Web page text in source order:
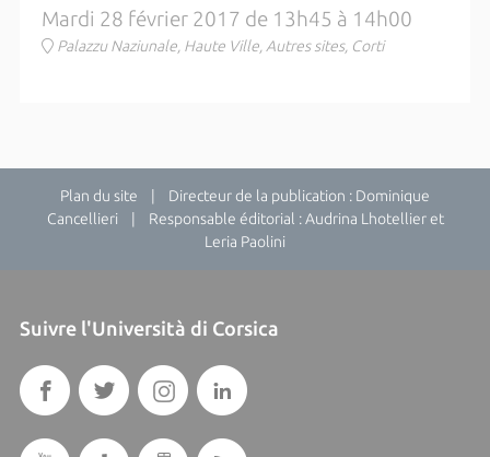
Mardi 28 février 2017 de 13h45 à 14h00
Palazzu Naziunale, Haute Ville, Autres sites, Corti
Plan du site | Directeur de la publication : Dominique
Cancellieri | Responsable éditorial : Audrina Lhotellier et
Leria Paolini
Suivre l'Università di Corsica